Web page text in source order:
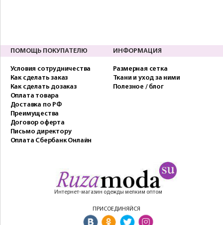
ПОМОЩЬ ПОКУПАТЕЛЮ
Условия сотрудничества
Как сделать заказ
Как сделать дозаказ
Оплата товара
Доставка по РФ
Преимущества
Договор оферта
Письмо директору
Оплата Сбербанк Онлайн
ИНФОРМАЦИЯ
Размерная сетка
Ткани и уход за ними
Полезное / блог
Интернет-магазин одежды мелким оптом
ПРИСОЕДИНЯЙСЯ